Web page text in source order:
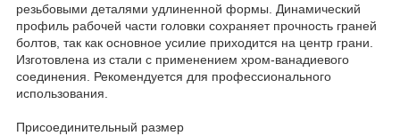
резьбовыми деталями удлиненной формы. Динамический
профиль рабочей части головки сохраняет прочность граней
болтов, так как основное усилие приходится на центр грани.
Изготовлена из стали с применением хром-ванадиевого
соединения. Рекомендуется для профессионального
использования.
Присоединительный размер